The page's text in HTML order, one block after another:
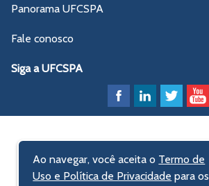
Panorama UFCSPA
Fale conosco
Siga a UFCSPA
Ao navegar, você aceita o Termo de
Uso e Política de Privacidade para os